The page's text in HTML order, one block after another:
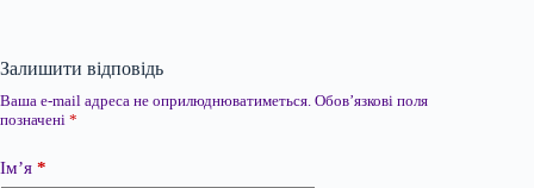
Залишити відповідь
Ваша e-mail адреса не оприлюднюватиметься. Обов’язкові поля
позначені *
Ім’я *